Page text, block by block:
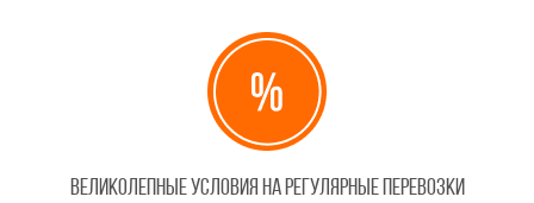
Великолепные условия на регулярные перевозки